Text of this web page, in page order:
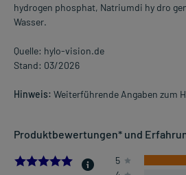
hydrogen phosphat, Natriumdi hy dro
Wasser.
Quelle: hylo-vision.de
Stand: 03/2026
Hinweis: Weiterführende Angaben zum
Produktbewertungen* und
5.0 5